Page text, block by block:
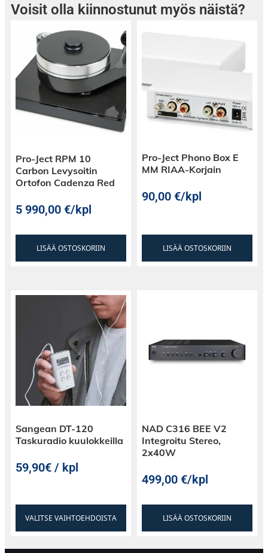
Helppo Asennus:
Käyttäjäystävällinen
suunnittelu helpottaa kiinnitystä ja irrottamista,
virtaviivaistaen asennusprosessia.
Linssin Siirto:Tarjoaa linssin siirtotoiminnon
lisäjoustavuutta varten, mahdollistaen käyttäjiä
vaakasuunnassa ilman projektoria fyysisesti
siirtämättä.
käyttötarkoituksiin, mukaan lukien liike-
esittelyt, koulutusympäristöt ja kotiteatterit,
Mukautusvaihtoehdot:
Tarjoaa
mukautusvaihtoehtoja vastatakseen tiettyihin
projisointitarpeisiin, tehden sen monipuoliseksi
valinnaksi erilaisissa ympäristöissä ja
tarkoituksissa.
Parannettu Projisoinnin Laatu:
ELPLL08-linssiä käyttäjät voivat saavuttaa
parannetun projisoinnin laadun tarkoilla
väreillä, optimaalisella kirkkaudella ja
parannetulla kokonaiskuvan suorituskyvyllä.
Voisit olla kiinnostunut myös näistä?
Pro-Ject RPM 10
Carbon Levysoitin
Ortofon Cadenza Red
5 990,00€/kpl
LISÄÄ OSTOSKORIIN
Pro-Ject Phono Box E
MM RIAA-Korjain
90,00€/kpl
LISÄÄ OSTOSKORIIN
Sangean DT-120
Taskuradio kuulokkeilla
59,90€ / kpl
VALITSE VAIHTOEHDOISTA
NAD C316 BEE V2
Integroitu Stereo,
2x40W
499,00€/kpl
LISÄÄ OSTOSKORIIN